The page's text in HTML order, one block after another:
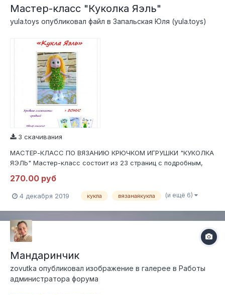
Мастер-класс "Куколка Яэль"
yula.toys опубликовал файл в Запальская Юля (yula.toys)
3 скачивания
МАСТЕР-КЛАСС ПО ВЯЗАНИЮ КРЮЧКОМ ИГРУШКИ "КУКОЛКА
ЯЭЛЬ" Мастер-класс состоит из 23 страниц с подробным,
описание вязания куколки, оформление, сборка, утяжка.
Содержит 87 фотографий процесса вязания и оформления. В
270.00 руб
4 декабря 2019 кукла вязанаякукла (и ещё 6)
Мандаринчик
zovutka опубликовал изображение в галерее в Работы
администратора форума